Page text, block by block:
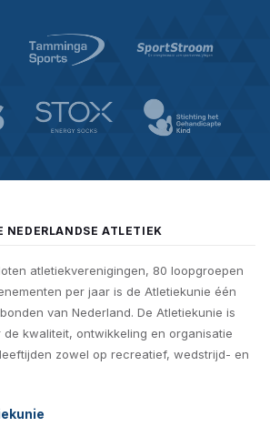
NEDERLANDSE ATLETIEK
atletiekverenigingen, 80 loopgroepen
per jaar is de Atletiekunie één
van Nederland. De Atletiekunie is
kwaliteit, ontwikkeling en organisatie
zowel op recreatief, wedstrijd- en